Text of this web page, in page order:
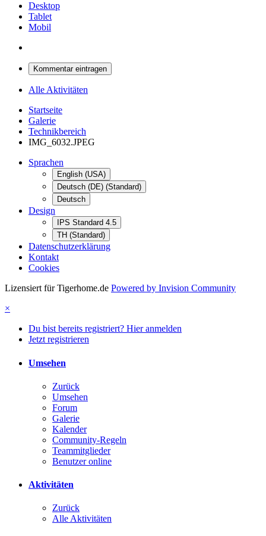
Desktop
Tablet
Mobil
Kommentar eintragen
Alle Aktivitäten
Startseite
Galerie
Technikbereich
IMG_6032.JPEG
Sprachen
English (USA)
Deutsch (DE) (Standard)
Deutsch
Design
IPS Standard 4.5
TH (Standard)
Datenschutzerklärung
Kontakt
Cookies
Lizensiert für Tigerhome.de Powered by Invision Community
×
Du bist bereits registriert? Hier anmelden
Jetzt registrieren
Umsehen
Zurück
Umsehen
Forum
Galerie
Kalender
Community-Regeln
Teammitglieder
Benutzer online
Aktivitäten
Zurück
Alle Aktivitäten